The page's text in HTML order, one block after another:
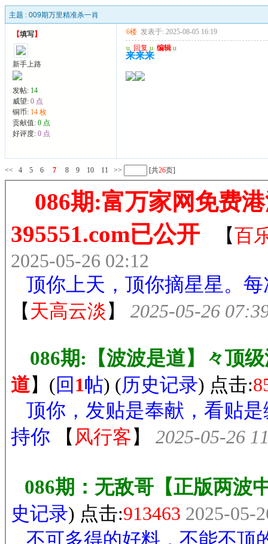
主题 : 009期万里精准杀一肖
【填写】
新手上路
发帖: 14
威望: 0 点
铜币: 14 枚
贡献值: 0 点
好评度: 0 点
6楼 发表于: 2025-08-05 16:19
u 回复 u 编辑 u
来来来
<< 4 5 6 7 8 9 10 11 >> [共26页]